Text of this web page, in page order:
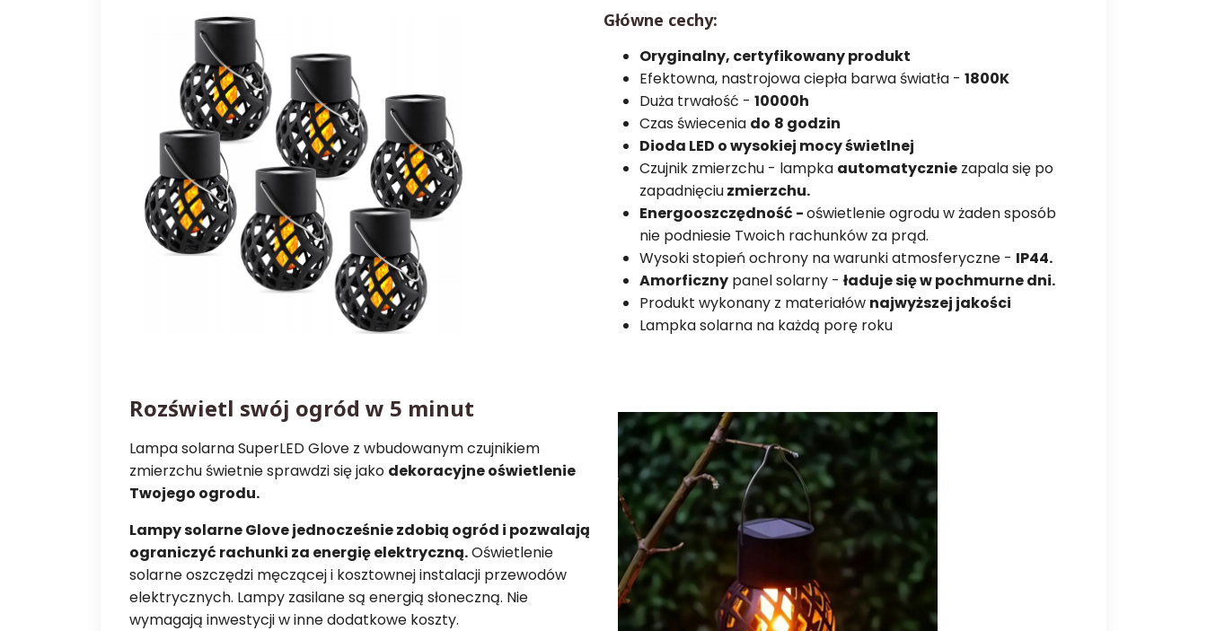
Główne cechy:
Oryginalny, certyfikowany produkt
Efektowna, nastrojowa ciepła barwa światła - 1800K
Duża trwałość - 10000h
Czas świecenia do 8 godzin
Dioda LED o wysokiej mocy świetlnej
Czujnik zmierzchu - lampka automatycznie zapala się po
zapadnięciuzmierzchu.
Energooszczędność -oświetlenie ogrodu w żaden sposób
nie podniesie Twoich rachunków za prąd.
Wysoki stopień ochrony na warunki atmosferyczne - IP44.
Amorficzny panel solarny - ładuje się w pochmurne dni.
Produkt wykonany z materiałów najwyższej jakości
Lampka solarna na każdą porę roku
Rozświetl swój ogród w 5 minut
Lampa solarna SuperLED Glove z wbudowanym czujnikiem
zmierzchu świetnie sprawdzi się jako dekoracyjne oświetlenie
Twojego ogrodu.
Lampy solarne Glove jednocześnie zdobią ogród i pozwalają
ograniczyć rachunki za energię elektryczną.Oświetlenie
solarne oszczędzi męczącej i kosztownej instalacji przewodów
elektrycznych. Lampy zasilane są energią słoneczną. Nie
wymagają inwestycji w inne dodatkowe koszty.